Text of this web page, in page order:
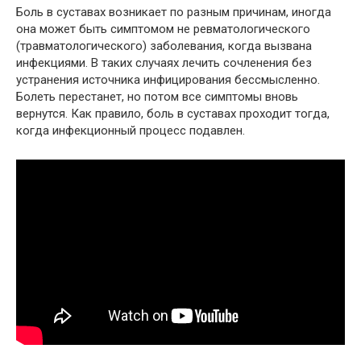
Боль в суставах возникает по разным причинам, иногда
она может быть симптомом не ревматологического
(травматологического) заболевания, когда вызвана
инфекциями. В таких случаях лечить сочленения без
устранения источника инфицирования бессмысленно.
Болеть перестанет, но потом все симптомы вновь
вернутся. Как правило, боль в суставах проходит тогда,
когда инфекционный процесс подавлен.